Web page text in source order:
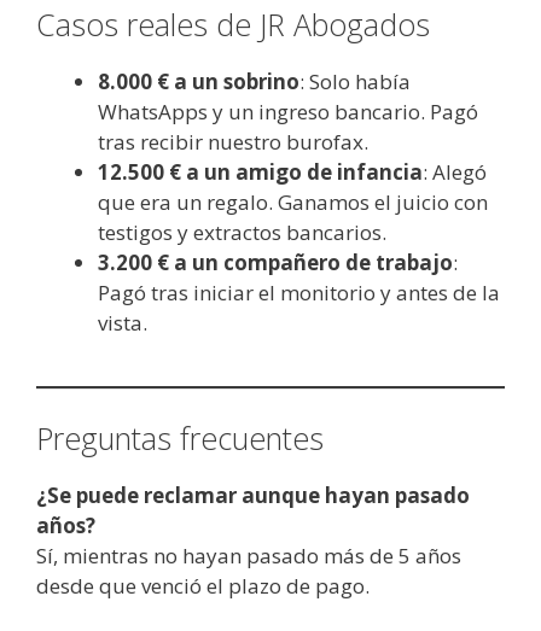
Casos reales de JR Abogados
8.000 € a un sobrino: Solo había
WhatsApps y un ingreso bancario. Pagó
tras recibir nuestro burofax.
12.500 € a un amigo de infancia: Alegó
que era un regalo. Ganamos el juicio con
testigos y extractos bancarios.
3.200 € a un compañero de trabajo:
Pagó tras iniciar el monitorio y antes de la
vista.
Preguntas frecuentes
¿Se puede reclamar aunque hayan pasado
años?
Sí, mientras no hayan pasado más de 5 años
desde que venció el plazo de pago.